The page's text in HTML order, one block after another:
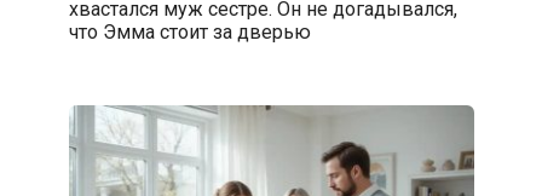
хвастался муж сестре. Он не догадывался,
что Эмма стоит за дверью